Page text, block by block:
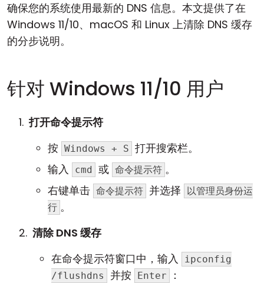
确保您的系统使用最新的 DNS 信息。本文提供了在
Windows 11/10、macOS 和 Linux 上清除 DNS 缓存
的分步说明。
针对 Windows 11/10 用户
打开命令提示符
按 Windows + S 打开搜索栏。
输入
cmd 或 命令提示符 。
右键单击 命令提示符 并选择
以管理员身份运
行 。
清除 DNS 缓存
在命令提示符窗口中，输入
ipconfig
/flushdns
并按 Enter ：